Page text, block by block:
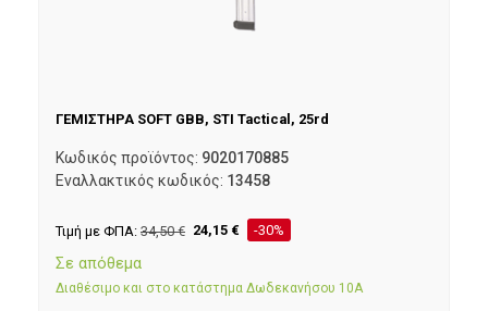
ΓΕΜΙΣΤΗΡΑ SOFT GBB, STI Tactical, 25rd
Κωδικός προϊόντος: 9020170885
Εναλλακτικός κωδικός: 13458
Τιμή με ΦΠΑ: 34,50€ 24,15 € -30%
Σε απόθεμα
Διαθέσιμο και στο κατάστημα Δωδεκανήσου 10Α